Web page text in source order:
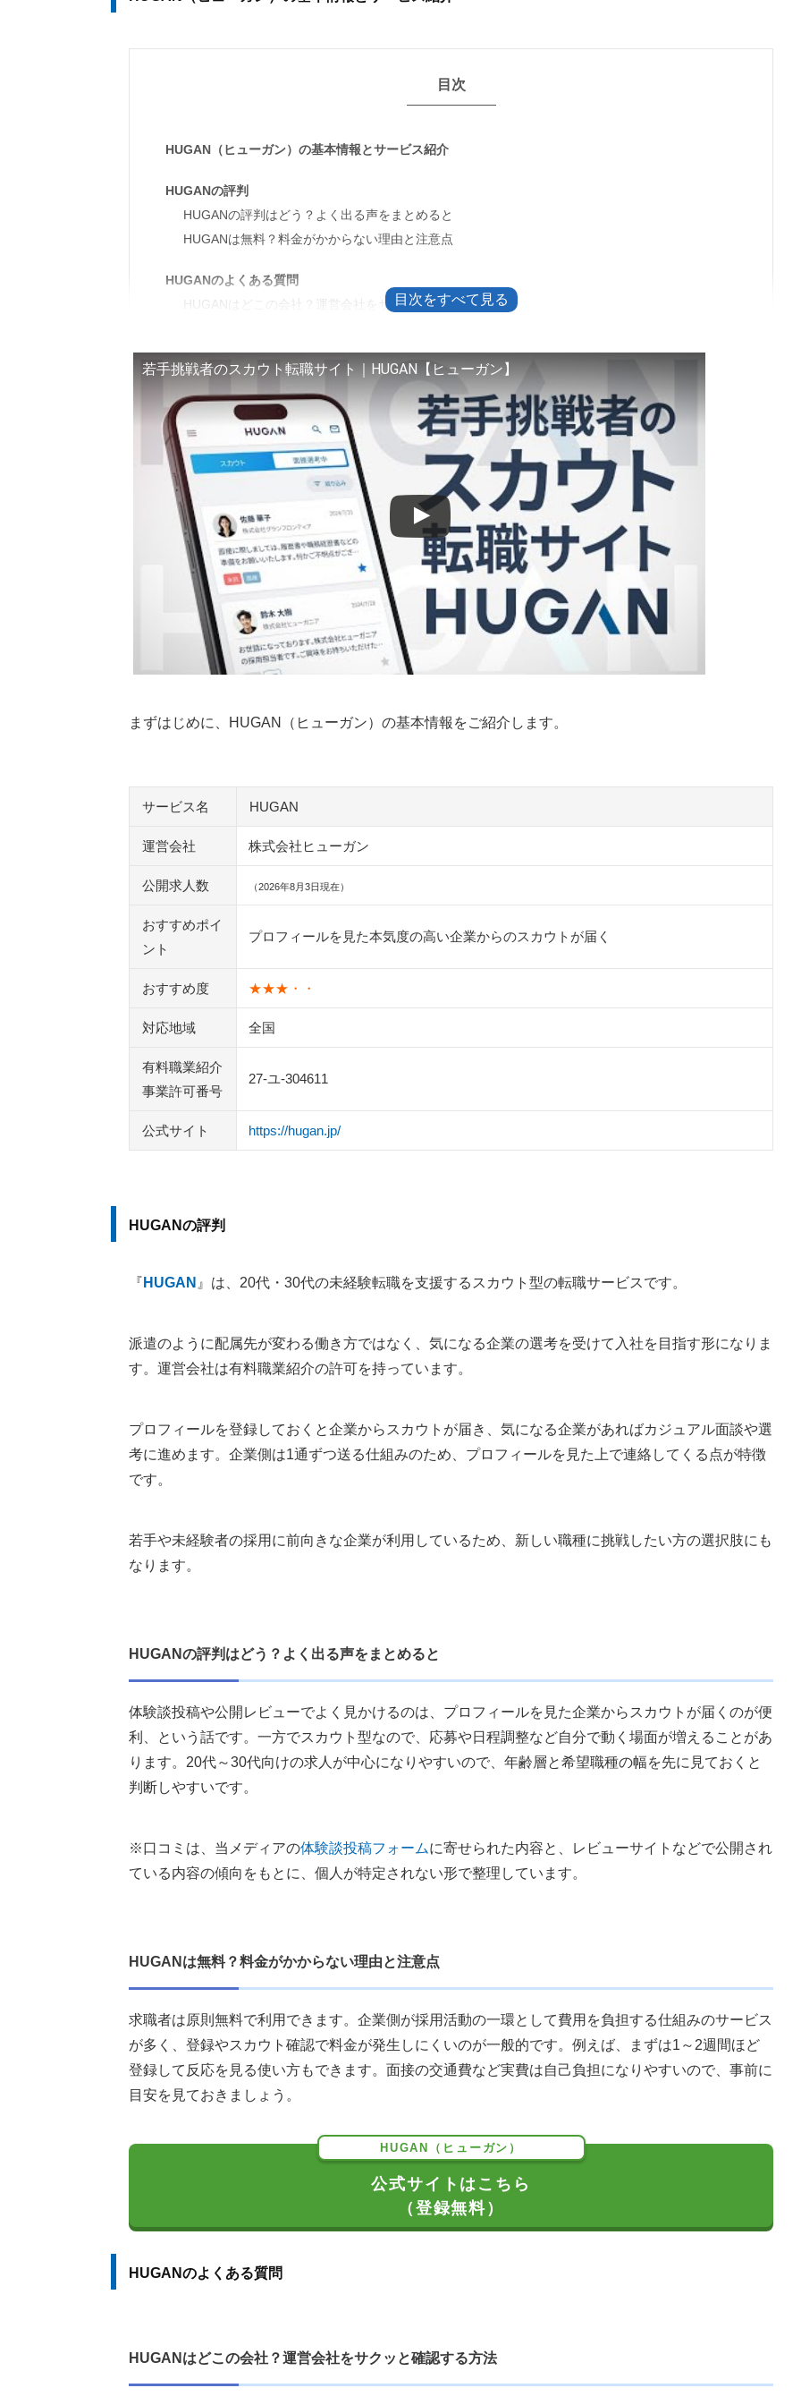
目次
HUGAN（ヒューガン）の基本情報とサービス紹介
HUGANの評判
HUGANの評判はどう？よく出る声をまとめると
HUGANは無料？料金がかからない理由と注意点
HUGANのよくある質問
HUGANはどこの会社？運営会社をサクッと確認する方法
HUGANの退会方法と連絡停止の手順
問い合わせ先と返信までの目安
スカウトが来ないときに見直したいポイント
HUGAN以外のおすすめ転職サービス
ゼロタレ
キャリアスタート
JAIC（ジェイック）
DYM就職
ハタラクティブ
Re就活エージェント
Me+転職
執筆者・監修者のmotoについて
若手挑戦者のスカウト転職サイト｜HUGAN【ヒューガン】
まずはじめに、HUGAN（ヒューガン）の基本情報をご紹介します。
サービス名 HUGAN
運営会社 株式会社ヒューガン
公開求人数 （2026年8月3日現在）
おすすめポイ
ント
プロフィールを見た本気度の高い企業からのスカウトが届く
おすすめ度 ★★★・・
対応地域 全国
有料職業紹介
事業許可番号
27-ユ-304611
公式サイト https://hugan.jp/
HUGANの評判
『 HUGAN 』は、20代・30代の未経験転職を支援するスカウト型の転職サービスです。
派遣のように配属先が変わる働き方ではなく、気になる企業の選考を受けて入社を目指す形になりま
す。運営会社は有料職業紹介の許可を持っています。
プロフィールを登録しておくと企業からスカウトが届き、気になる企業があればカジュアル面談や選
考に進めます。企業側は1通ずつ送る仕組みのため、プロフィールを見た上で連絡してくる点が特徴
です。
若手や未経験者の採用に前向きな企業が利用しているため、新しい職種に挑戦したい方の選択肢にも
なります。
HUGANの評判はどう？よく出る声をまとめると
体験談投稿や公開レビューでよく見かけるのは、プロフィールを見た企業からスカウトが届くのが便
利、という話です。一方でスカウト型なので、応募や日程調整など自分で動く場面が増えることがあ
ります。20代～30代向けの求人が中心になりやすいので、年齢層と希望職種の幅を先に見ておくと
判断しやすいです。
※口コミは、当メディアの体験談投稿フォームに寄せられた内容と、レビューサイトなどで公開され
ている内容の傾向をもとに、個人が特定されない形で整理しています。
HUGANは無料？料金がかからない理由と注意点
求職者は原則無料で利用できます。企業側が採用活動の一環として費用を負担する仕組みのサービス
が多く、登録やスカウト確認で料金が発生しにくいのが一般的です。例えば、まずは1～2週間ほど
登録して反応を見る使い方もできます。面接の交通費など実費は自己負担になりやすいので、事前に
目安を見ておきましょう。
HUGAN（ヒューガン）
公式サイトはこちら
（登録無料）
HUGANのよくある質問
HUGANはどこの会社？運営会社をサクッと確認する方法